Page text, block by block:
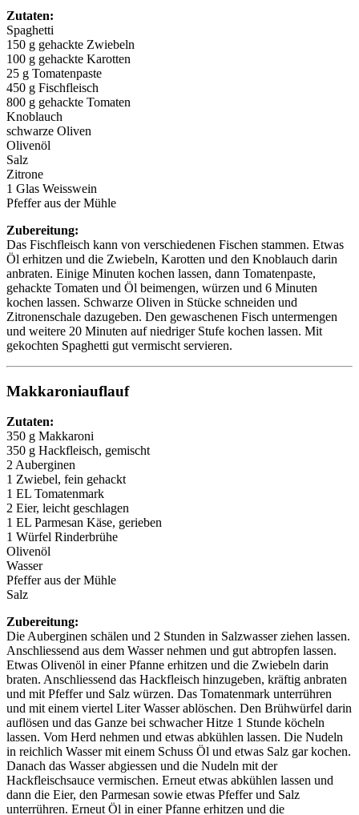
Zutaten:
Spaghetti
150 g gehackte Zwiebeln
100 g gehackte Karotten
25 g Tomatenpaste
450 g Fischfleisch
800 g gehackte Tomaten
Knoblauch
schwarze Oliven
Olivenöl
Salz
Zitrone
1 Glas Weisswein
Pfeffer aus der Mühle
Zubereitung:
Das Fischfleisch kann von verschiedenen Fischen stammen. Etwas
Öl erhitzen und die Zwiebeln, Karotten und den Knoblauch darin
anbraten. Einige Minuten kochen lassen, dann Tomatenpaste,
gehackte Tomaten und Öl beimengen, würzen und 6 Minuten
kochen lassen. Schwarze Oliven in Stücke schneiden und
Zitronenschale dazugeben. Den gewaschenen Fisch untermengen
und weitere 20 Minuten auf niedriger Stufe kochen lassen. Mit
gekochten Spaghetti gut vermischt servieren.
Makkaroniauflauf
Zutaten:
350 g Makkaroni
350 g Hackfleisch, gemischt
2 Auberginen
1 Zwiebel, fein gehackt
1 EL Tomatenmark
2 Eier, leicht geschlagen
1 EL Parmesan Käse, gerieben
1 Würfel Rinderbrühe
Olivenöl
Wasser
Pfeffer aus der Mühle
Salz
Zubereitung:
Die Auberginen schälen und 2 Stunden in Salzwasser ziehen lassen.
Anschliessend aus dem Wasser nehmen und gut abtropfen lassen.
Etwas Olivenöl in einer Pfanne erhitzen und die Zwiebeln darin
braten. Anschliessend das Hackfleisch hinzugeben, kräftig anbraten
und mit Pfeffer und Salz würzen. Das Tomatenmark unterrühren
und mit einem viertel Liter Wasser ablöschen. Den Brühwürfel darin
auflösen und das Ganze bei schwacher Hitze 1 Stunde köcheln
lassen. Vom Herd nehmen und etwas abkühlen lassen. Die Nudeln
in reichlich Wasser mit einem Schuss Öl und etwas Salz gar kochen.
Danach das Wasser abgiessen und die Nudeln mit der
Hackfleischsauce vermischen. Erneut etwas abkühlen lassen und
dann die Eier, den Parmesan sowie etwas Pfeffer und Salz
unterrühren. Erneut Öl in einer Pfanne erhitzen und die